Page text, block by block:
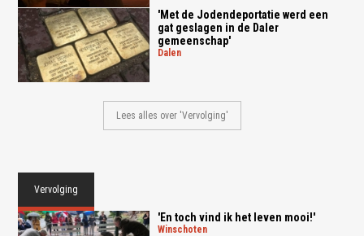
'Met de Jodendeportatie werd een
gat geslagen in de Daler
gemeenschap'
dalen
Lees alles over 'Vervolging'
Vervolging
'En toch vind ik het leven mooi!'
winschoten